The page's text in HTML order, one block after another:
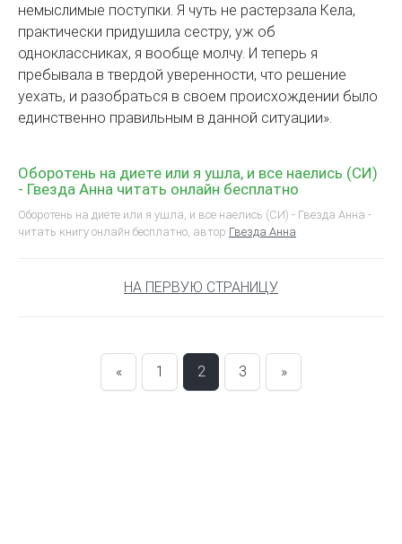
немыслимые поступки. Я чуть не растерзала Кела,
практически придушила сестру, уж об
одноклассниках, я вообще молчу. И теперь я
пребывала в твердой уверенности, что решение
уехать, и разобраться в своем происхождении было
единственно правильным в данной ситуации».
Оборотень на диете или я ушла, и все наелись (СИ)
- Гвезда Анна читать онлайн бесплатно
Оборотень на диете или я ушла, и все наелись (СИ) - Гвезда Анна -
читать книгу онлайн бесплатно, автор Гвезда Анна
НА ПЕРВУЮ СТРАНИЦУ
« 1 2 3 »